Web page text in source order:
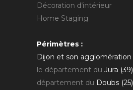
Décoration d'intérieur
Home Staging
Périmètres :
Dijon et son agglomération
le département du Jura (39)
département du Doubs (25)